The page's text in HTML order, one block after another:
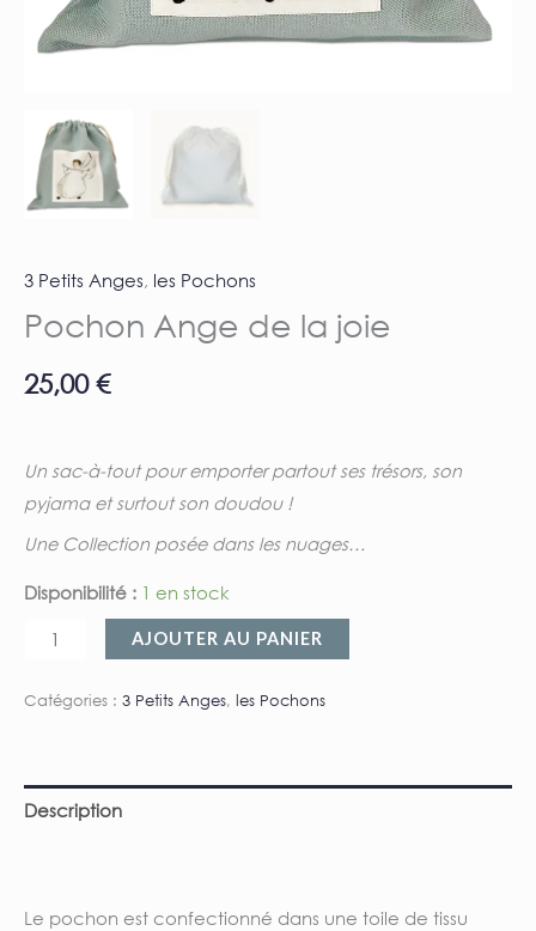
3 Petits Anges, les Pochons
Pochon Ange de la joie
25,00 €
Un sac-à-tout pour emporter partout ses trésors, son
pyjama et surtout son doudou !
Une Collection posée dans les nuages…
Disponibilité : 1 en stock
AJOUTER AU PANIER
Catégories : 3 Petits Anges, les Pochons
Description
Le pochon est confectionné dans une toile de tissu